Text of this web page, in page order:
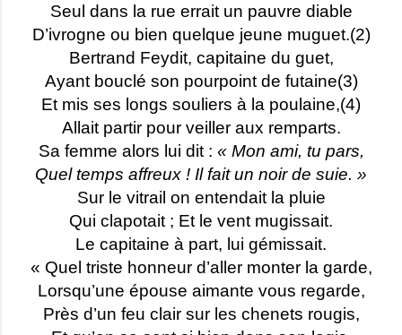
Seul dans la rue errait un pauvre diable
D’ivrogne ou bien quelque jeune muguet.(2)
Bertrand Feydit, capitaine du guet,
Ayant bouclé son pourpoint de futaine(3)
Et mis ses longs souliers à la poulaine,(4)
Allait partir pour veiller aux remparts.
Sa femme alors lui dit : « Mon ami, tu pars,
Quel temps affreux ! Il fait un noir de suie. »
Sur le vitrail on entendait la pluie
Qui clapotait ; Et le vent mugissait.
Le capitaine à part, lui gémissait.
« Quel triste honneur d’aller monter la garde,
Lorsqu’une épouse aimante vous regarde,
Près d’un feu clair sur les chenets rougis,